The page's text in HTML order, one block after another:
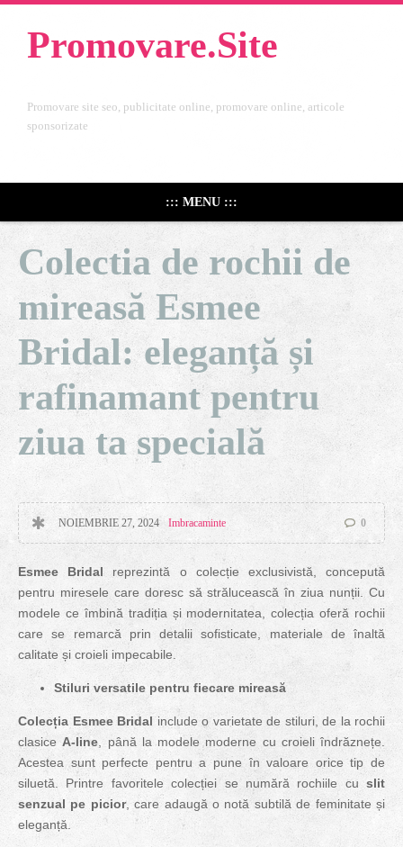
Promovare.Site
Promovare site seo, publicitate online, promovare online, articole
sponsorizate
::: MENU :::
Colectia de rochii de
mireasă Esmee
Bridal: eleganță și
rafinamant pentru
ziua ta specială
NOIEMBRIE 27, 2024 Imbracaminte 0
Esmee Bridal reprezintă o colecție exclusivistă, concepută
pentru miresele care doresc să strălucească în ziua nunții. Cu
modele ce îmbină tradiția și modernitatea, colecția oferă rochii
care se remarcă prin detalii sofisticate, materiale de înaltă
calitate și croieli impecabile.
Stiluri versatile pentru fiecare mireasă
Colecția Esmee Bridal include o varietate de stiluri, de la rochii
clasiceA-line , până la modele moderne cu croieli îndrăznețe.
Acestea sunt perfecte pentru a pune în valoare orice tip de
siluetă. Printre favoritele colecției se numără rochiile cu slit
senzual pe picior, care adaugă o notă subtilă de feminitate și
eleganță​.